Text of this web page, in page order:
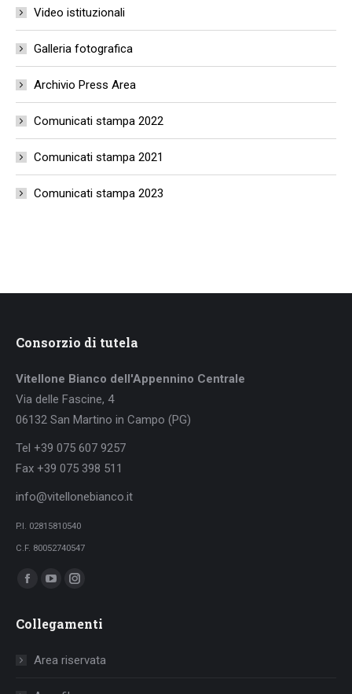
Video istituzionali
Galleria fotografica
Archivio Press Area
Comunicati stampa 2022
Comunicati stampa 2021
Comunicati stampa 2023
Consorzio di tutela
Vitellone Bianco dell'Appennino Centrale
Via delle Fascine, 4
06132 San Martino in Campo (PG)
Tel +39 075 607 9257
Fax +39 075 398 511
info@vitellonebianco.it
P.I. 02815810540
C.F. 80052740547
Ci puoi trovare su:
Facebook
opens
window
YouTube
opens
window
Instagram
opens
Collegamenti
Area riservata